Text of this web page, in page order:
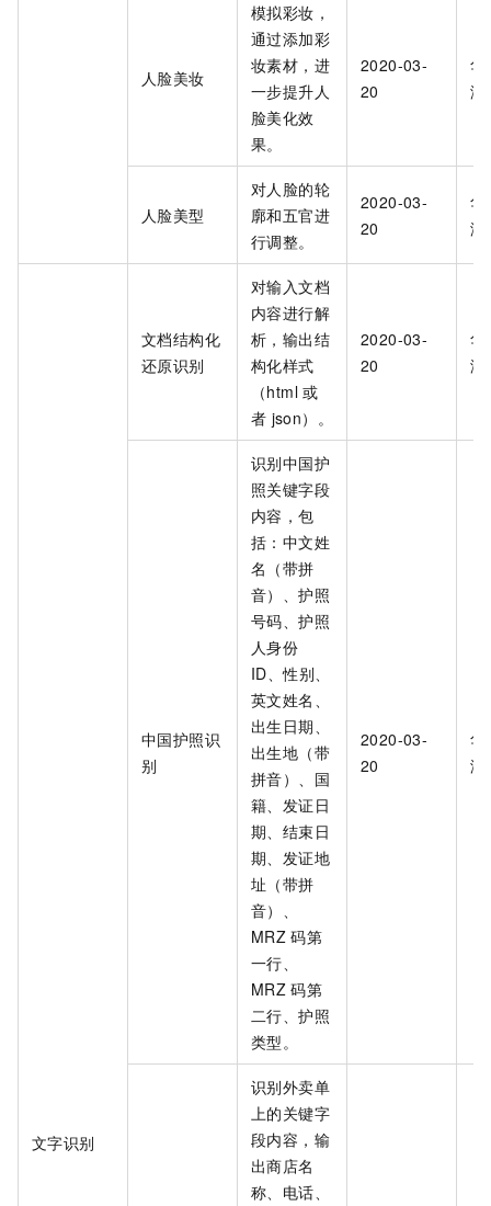
人脸美妆
模拟彩妆，
通过添加彩
妆素材，进
一步提升人
脸美化效
果。
2020-03-
20
华
海
人脸美型
对人脸的轮
廓和五官进
行调整。
2020-03-
20
华
海
文字识别
文档结构化
还原识别
对输入文档
内容进行解
析，输出结
构化样式
（html 或
者 json）。
2020-03-
20
华
海
中国护照识
别
识别中国护
照关键字段
内容，包
括：中文姓
名（带拼
音）、护照
号码、护照
人身份
ID、性别、
英文姓名、
出生日期、
出生地（带
拼音）、国
籍、发证日
期、结束日
期、发证地
址（带拼
音）、
MRZ 码第
一行、
MRZ 码第
二行、护照
类型。
2020-03-
20
华
海
识别外卖单
上的关键字
段内容，输
出商店名
称、电话、